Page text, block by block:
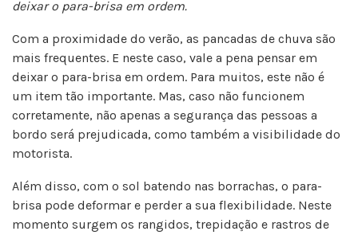
deixar o para-brisa em ordem.
Com a proximidade do verão, as pancadas de chuva são
mais frequentes. E neste caso, vale a pena pensar em
deixar o para-brisa em ordem. Para muitos, este não é
um item tão importante. Mas, caso não funcionem
corretamente, não apenas a segurança das pessoas a
bordo será prejudicada, como também a visibilidade do
motorista.
Além disso, com o sol batendo nas borrachas, o para-
brisa pode deformar e perder a sua flexibilidade. Neste
momento surgem os rangidos, trepidação e rastros de